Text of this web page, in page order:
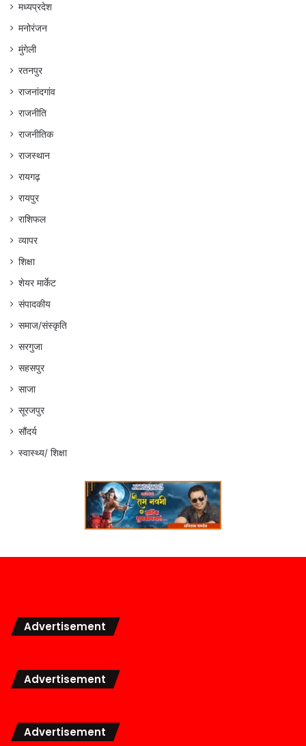
मध्यप्रदेश
मनोरंजन
मुंगेली
रतनपुर
राजनांदगांव
राजनीति
राजनीतिक
राजस्थान
रायगढ़
रायपुर
राशिफल
व्यापर
शिक्षा
शेयर मार्केट
संपादकीय
समाज/संस्कृति
सरगुजा
सहसपुर
साजा
सूरजपुर
सौंदर्य
स्वास्थ्य/ शिक्षा
Advertisement
Advertisement
Advertisement